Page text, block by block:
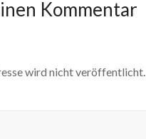
Kommentar
wird nicht veröffentlicht.